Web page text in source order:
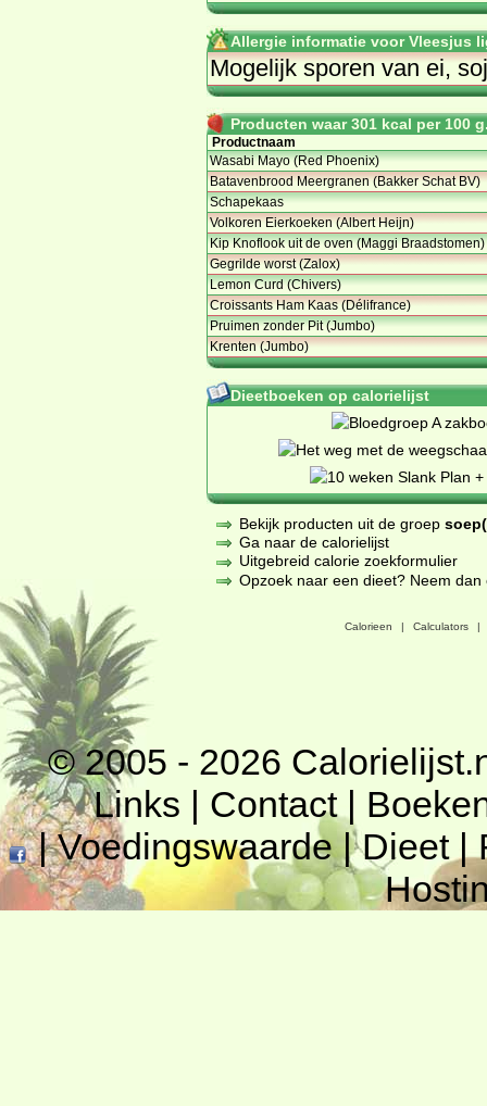
Allergie informatie voor Vleesjus
Mogelijk sporen van ei,
Producten waar 301 kcal per 100
Productnaam
Wasabi Mayo (Red Phoenix)
Batavenbrood Meergranen (Bakker Schat BV)
Schapekaas
Volkoren Eierkoeken (Albert Heijn)
Kip Knoflook uit de oven (Maggi Braadstomen)
Gegrilde worst (Zalox)
Lemon Curd (Chivers)
Croissants Ham Kaas (Délifrance)
Pruimen zonder Pit (Jumbo)
Krenten (Jumbo)
Dieetboeken op calorielijst
Bekijk producten uit de groep
Ga naar de calorielijst
Uitgebreid calorie zoekformulier
Opzoek naar een dieet? Neem
Calorieen | Calculators |
© 2005 - 2026
Links | Contact|
|Voedingswaarde|Dieet|